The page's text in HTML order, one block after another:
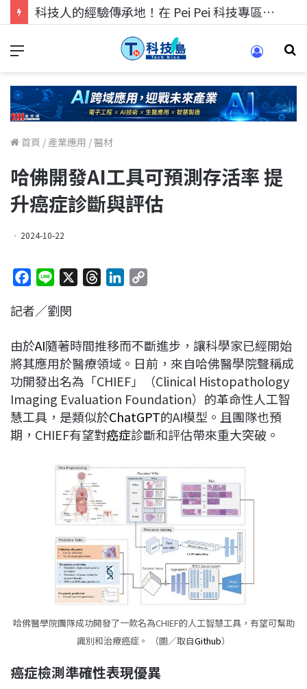
科技人的經驗傳承地！在 Pei Pei 科技專區，與學弟妹交流最硬核的技術
首頁 / 產業應用 /醫材
哈佛開發AI工具可預測存活率 提
升癌症診斷與評估
2024-10-22
c
b
o
o
k
n
a
d
s
e
d
I
n
L
i
n
k
記者／劉閔
由於AI隨著時間推移而不斷進步，讓科學家已經開始
將其應用於醫療領域。日前，來自哈佛醫學院聲稱成
功開發出名為「CHIEF」（Clinical Histopathology
Imaging Evaluation Foundation）的革命性人工智
慧工具，是類似於ChatGPT的AI模型。且團隊也預
期，CHIEF有望對癌症診斷和評估帶來重大突破。
哈佛醫學院團隊成功開發了一款名為CHIEF的人工智慧工具，有望可幫助
識別和治療癌症。 （圖／取自Github）
癌症檢測準確性表現優異